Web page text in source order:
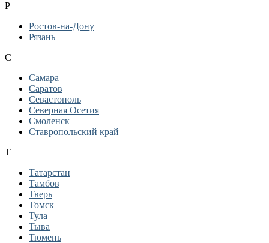
Р
Ростов-на-Дону
Рязань
С
Самара
Саратов
Севастополь
Северная Осетия
Смоленск
Ставропольский край
Т
Татарстан
Тамбов
Тверь
Томск
Тула
Тыва
Тюмень